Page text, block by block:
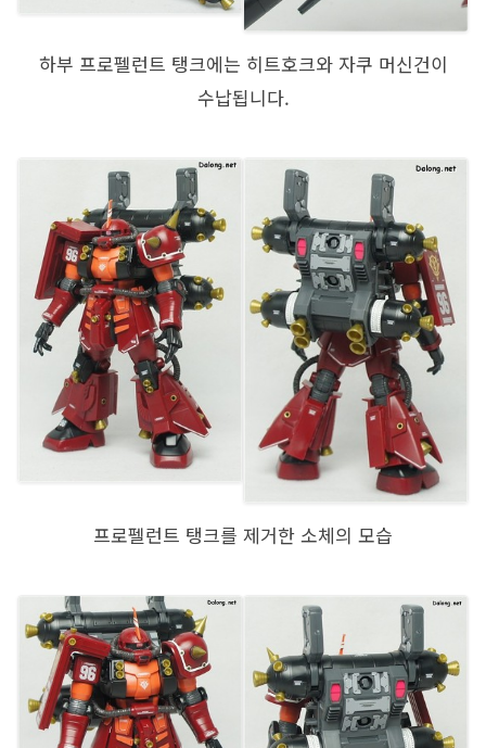
하부 프로펠런트 탱크에는 히트호크와 자쿠 머신건이
수납됩니다.
프로펠런트 탱크를 제거한 소체의 모습